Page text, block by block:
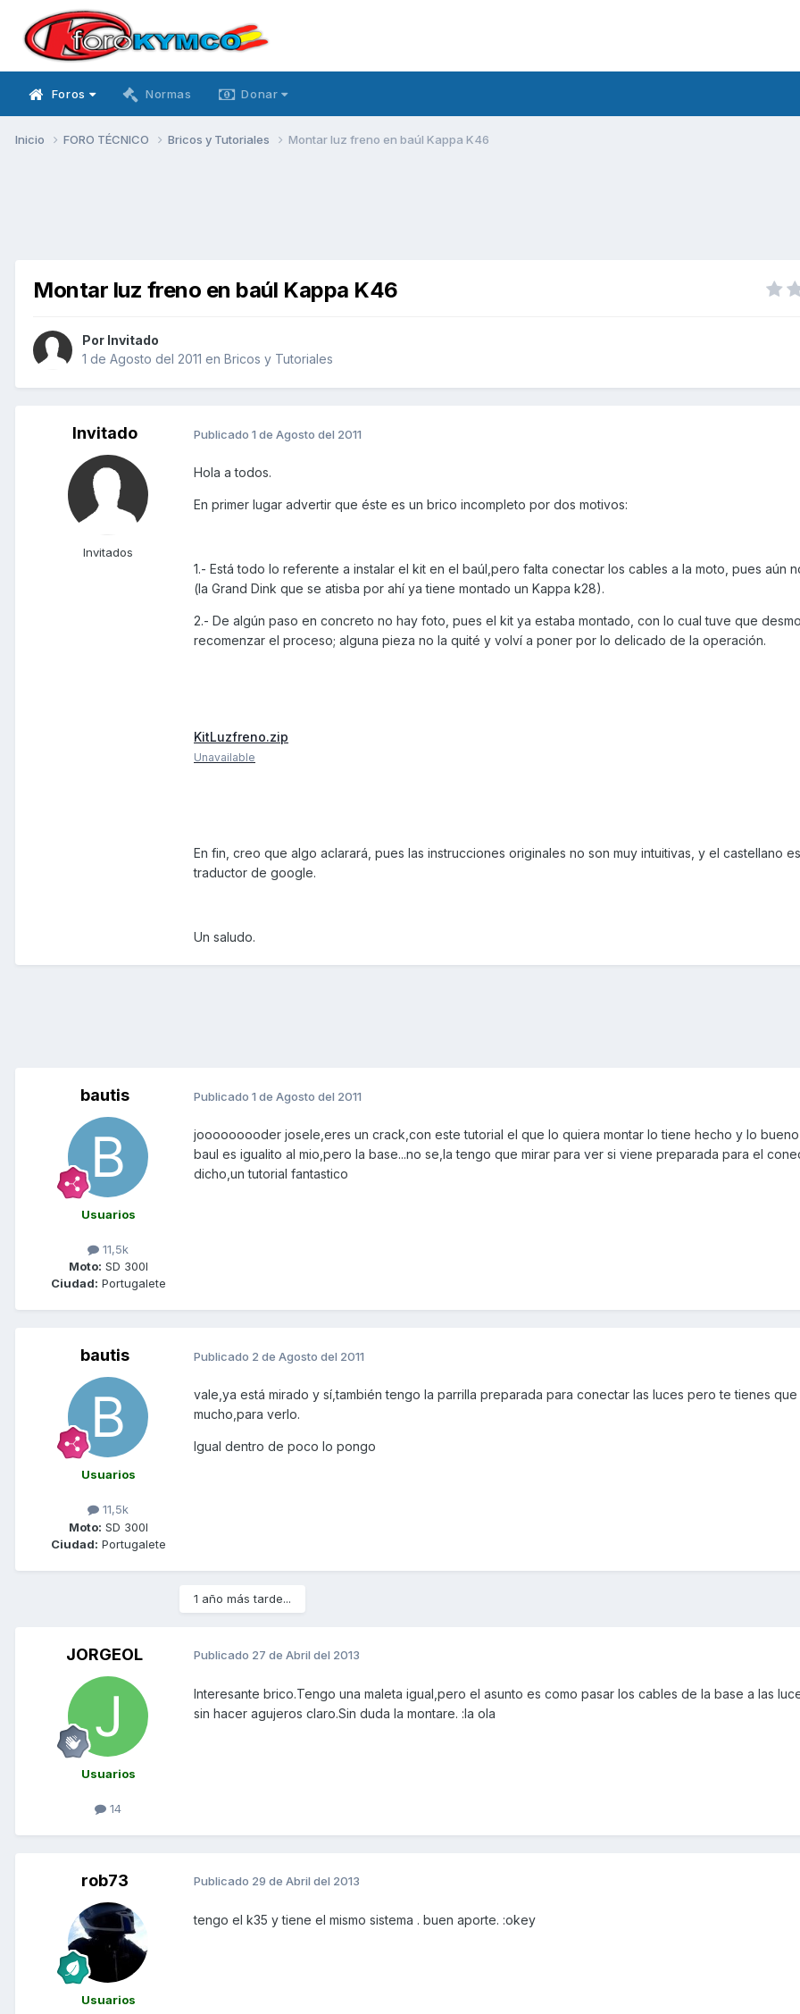
Foros Normas Donar
Inicio FORO TÉCNICO Bricos y Tutoriales Montar luz freno en baúl Kappa K46
Montar luz freno en baúl Kappa K46
Por Invitado
1 de Agosto del 2011 en Bricos y Tutoriales
Invitado
Invitados
Publicado 1 de Agosto del 2011
Hola a todos.
En primer lugar advertir que éste es un brico incompleto por dos motivos:
1.- Está todo lo referente a instalar el kit en el baúl,pero falta conectar los cables a la moto, pues aún
(la Grand Dink que se atisba por ahí ya tiene montado un Kappa k28).
2.- De algún paso en concreto no hay foto, pues el kit ya estaba montado, con lo cual tuve que
recomenzar el proceso; alguna pieza no la quité y volví a poner por lo delicado de la operación.
KitLuzfreno.zip
Unavailable
En fin, creo que algo aclarará, pues las instrucciones originales no son muy intuitivas, y el castellano
traductor de google.
Un saludo.
bautis
Usuarios
11,5k
Moto: SD 300I
Ciudad: Portugalete
Publicado 1 de Agosto del 2011
jooooooooder josele,eres un crack,con este tutorial el que lo quiera montar lo tiene hecho y lo
baul es igualito al mio,pero la base...no se,la tengo que mirar para ver si viene preparada para el
dicho,un tutorial fantastico
bautis
Usuarios
11,5k
Moto: SD 300I
Ciudad: Portugalete
Publicado 2 de Agosto del 2011
vale,ya está mirado y sí,también tengo la parrilla preparada para conectar las luces pero te tienes que
mucho,para verlo.
Igual dentro de poco lo pongo
1 año más tarde...
JORGEOL
Usuarios
14
Publicado 27 de Abril del 2013
Interesante brico.Tengo una maleta igual,pero el asunto es como pasar los cables de la base a las
sin hacer agujeros claro.Sin duda la montare. :la ola
rob73
Usuarios
Publicado 29 de Abril del 2013
tengo el k35 y tiene el mismo sistema . buen aporte. :okey